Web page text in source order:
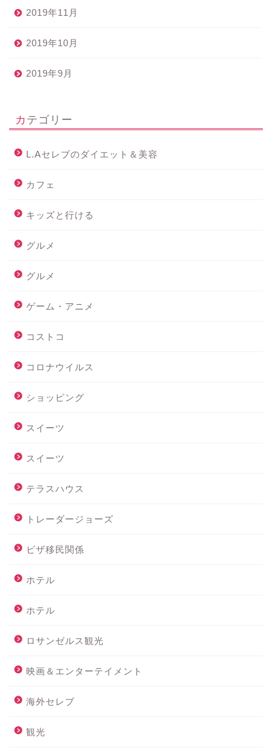
2019年11月
2019年10月
2019年9月
カテゴリー
L.Aセレブのダイエット＆美容
カフェ
キッズと行ける
グルメ
グルメ
ゲーム・アニメ
コストコ
コロナウイルス
ショッピング
スイーツ
スイーツ
テラスハウス
トレーダージョーズ
ビザ移民関係
ホテル
ホテル
ロサンゼルス観光
映画＆エンターテイメント
海外セレブ
観光